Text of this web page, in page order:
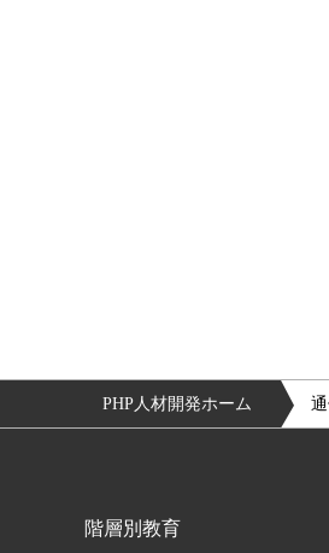
PHP人材開発ホーム
階層別教育